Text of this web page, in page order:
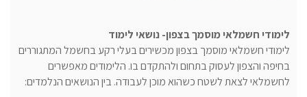
לימודי חשמלאי מוסמך בצפון- נושאי לימוד
לימודי חשמלאי מוסמך בצפון מכשירים בעלי רקע בחשמל המתגוררים
בחיפה והצפון לעסוק בתחום ולהתקדם בו. הלימודים מאפשרים
לחשמלאי לצאת לשטח כשהוא מוכן לעבודה. בין הנושאים הנלמדים: